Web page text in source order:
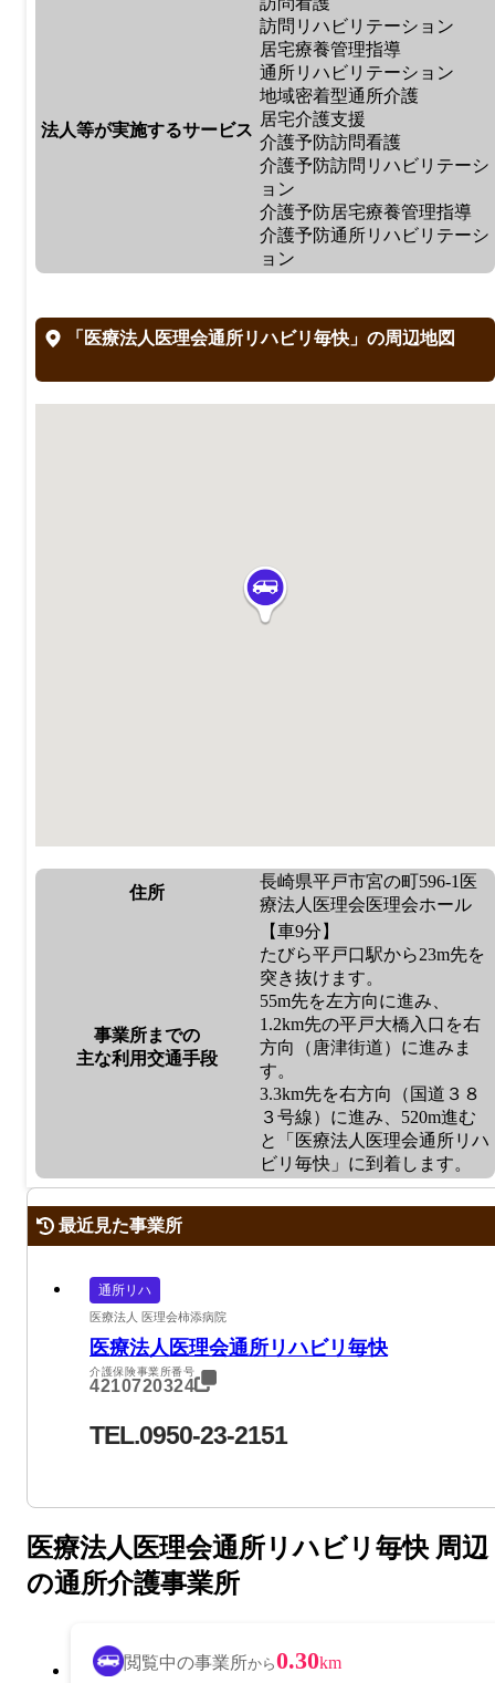
法人等が実施するサービス
訪問リハビリテーション
居宅療養管理指導
通所リハビリテーション
地域密着型通所介護
居宅介護支援
介護予防訪問看護
介護予防訪問リハビリテーシ
ョン
介護予防居宅療養管理指導
介護予防通所リハビリテーシ
ョン
「医療法人医理会通所リハビリ毎快」の周辺地図
住所
長崎県平戸市宮の町596-1医
療法人医理会医理会ホール
事業所までの
主な利用交通手段
【車9分】
たびら平戸口駅から23m先を
突き抜けます。
55m先を左方向に進み、
1.2km先の平戸大橋入口を右
方向（唐津街道）に進みま
す。
3.3km先を右方向（国道３８
３号線）に進み、520m進む
と「医療法人医理会通所リハ
ビリ毎快」に到着します。
最近見た事業所
通所リハ
医療法人 医理会柿添病院
医療法人医理会通所リハビリ毎快
介護保険事業所番号
4210720324
TEL.0950-23-2151
医療法人医理会通所リハビリ毎快 周辺
の通所介護事業所
閲覧中の事業所から0.30km